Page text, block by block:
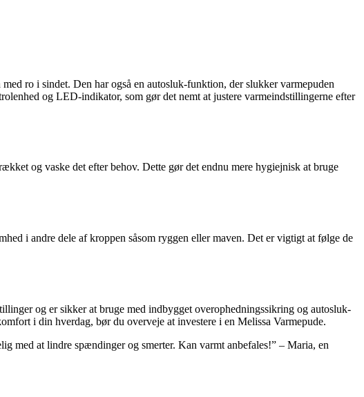
ro i sindet. Den har også en autosluk-funktion, der slukker varmepuden
og LED-indikator, som gør det nemt at justere varmeindstillingerne efter
og vaske det efter behov. Dette gør det endnu mere hygiejnisk at bruge
i andre dele af kroppen såsom ryggen eller maven. Det er vigtigt at følge de
og er sikker at bruge med indbygget overophedningssikring og autosluk-
i din hverdag, bør du overveje at investere i en Melissa Varmepude.
med at lindre spændinger og smerter. Kan varmt anbefales!” – Maria, en